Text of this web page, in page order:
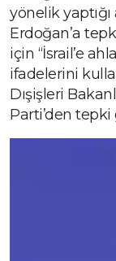
yönelik yaptığı
Erdoğan’a
için “İsrail’e
ifadelerini
Dışişleri
Parti’den tepki